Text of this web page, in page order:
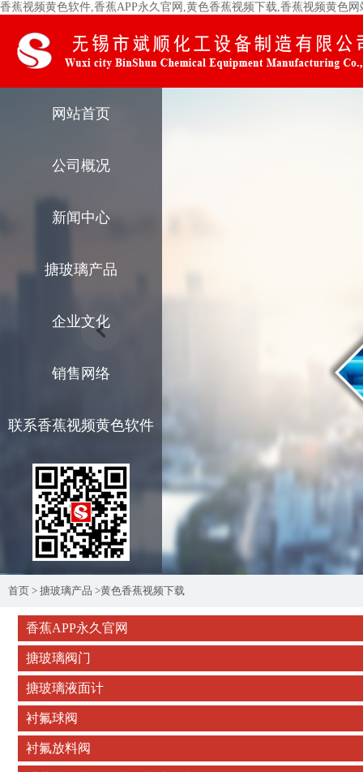
香蕉视频黄色软件,香蕉APP永久官网,黄色香蕉视频下载,香蕉视频黄色
网站首页
公司概况
新闻中心
搪玻璃产品
企业文化
销售网络
联系香蕉视频黄色软件
首页 > 搪玻璃产品 >黄色香蕉视频下载
香蕉APP永久官网
搪玻璃阀门
搪玻璃液面计
衬氟球阀
衬氟放料阀